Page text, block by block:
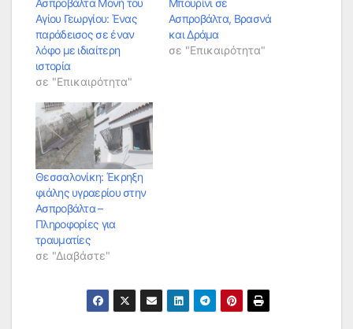
Αγίου Γεωργίου: Ένας
παράδεισος σε έναν
λόφο με ιδιαίτερη
ιστορία
σε "Επικαιρότητα"
Ασπροβάλτα, Βρασνά
και Δράμα
σε "Επικαιρότητα"
Θεσσαλονίκη: Έκρηξη
φιάλης υγραερίου στην
Ασπροβάλτα –
Πληροφορίες για
τραυματίες
σε "Διαβάστε"